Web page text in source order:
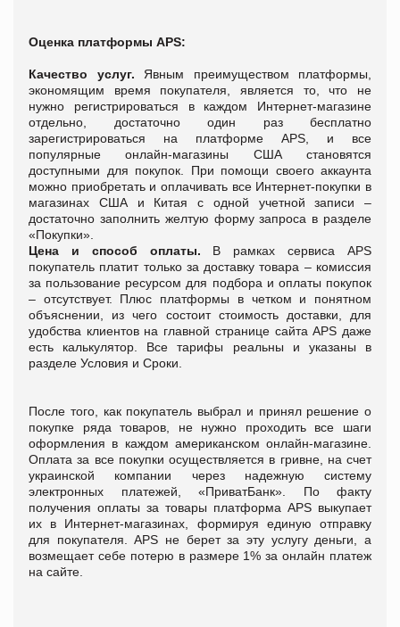
Оценка платформы APS:
Качество услуг. Явным преимуществом платформы,
экономящим время покупателя, является то, что не
нужно регистрироваться в каждом Интернет-магазине
отдельно, достаточно один раз бесплатно
зарегистрироваться на платформе APS, и все
популярные онлайн-магазины США становятся
доступными для покупок. При помощи своего аккаунта
можно приобретать и оплачивать все Интернет-покупки в
магазинах США и Китая c одной учетной записи –
достаточно заполнить желтую форму запроса в разделе
«Покупки».
Цена и способ оплаты. В рамках сервиса APS
покупатель платит только за доставку товара – комиссия
за пользование ресурсом для подбора и оплаты покупок
– отсутствует. Плюс платформы в четком и понятном
объяснении, из чего состоит стоимость доставки, для
удобства клиентов на главной странице сайта APS даже
есть калькулятор. Все тарифы реальны и указаны в
разделе Условия и Сроки.
После того, как покупатель выбрал и принял решение о
покупке ряда товаров, не нужно проходить все шаги
оформления в каждом американском онлайн-магазине.
Оплата за все покупки осуществляется в гривне, на счет
украинской компании через надежную систему
электронных платежей, «ПриватБанк». По факту
получения оплаты за товары платформа APS выкупает
их в Интернет-магазинах, формируя единую отправку
для покупателя. APS не берет за эту услугу деньги, а
возмещает себе потерю в размере 1% за онлайн платеж
на сайте.